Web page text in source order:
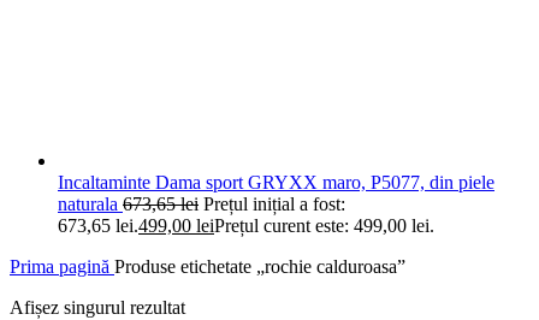
Incaltaminte Dama sport GRYXX maro, P5077, din piele
naturala 673,65lei Prețul inițial a fost:
673,65 lei.499,00 leiPrețul curent este: 499,00 lei.
Prima pagină Produse etichetate „rochie calduroasa”
Afișez singurul rezultat